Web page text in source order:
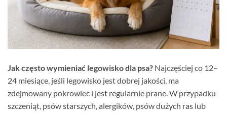
Jak często wymieniać legowisko dla psa? Najczęściej co 12–
24 miesiące, jeśli legowisko jest dobrej jakości, ma
zdejmowany pokrowiec i jest regularnie prane. W przypadku
szczeniąt, psów starszych, alergików, psów dużych ras lub